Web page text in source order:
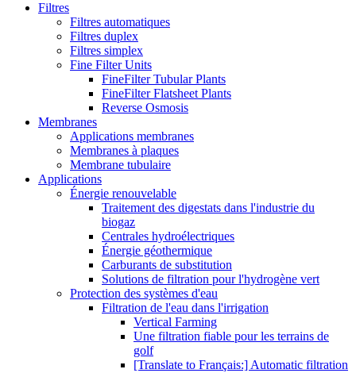
Filtres
Filtres automatiques
Filtres duplex
Filtres simplex
Fine Filter Units
FineFilter Tubular Plants
FineFilter Flatsheet Plants
Reverse Osmosis
Membranes
Applications membranes
Membranes à plaques
Membrane tubulaire
Applications
Énergie renouvelable
Traitement des digestats dans l'industrie du
biogaz
Centrales hydroélectriques
Énergie géothermique
Carburants de substitution
Solutions de filtration pour l'hydrogène vert
Protection des systèmes d'eau
Filtration de l'eau dans l'irrigation
Vertical Farming
Une filtration fiable pour les terrains de
golf
[Translate to Français:] Automatic filtration